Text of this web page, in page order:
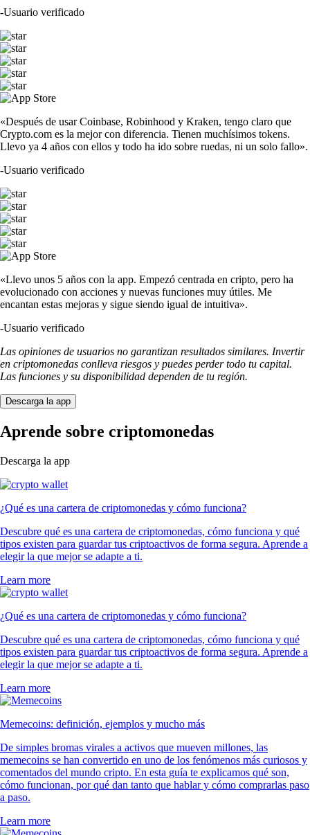
-Usuario verificado
«Después de usar Coinbase, Robinhood y Kraken, tengo claro que
Crypto.com es la mejor con diferencia. Tienen muchísimos tokens.
Llevo ya 4 años con ellos y todo ha ido sobre ruedas, ni un solo fallo».
-Usuario verificado
«Llevo unos 5 años con la app. Empezó centrada en cripto, pero ha
evolucionado con acciones y nuevas funciones muy útiles. Me
encantan estas mejoras y sigue siendo igual de intuitiva».
-Usuario verificado
Las opiniones de usuarios no garantizan resultados similares. Invertir
en criptomonedas conlleva riesgos y puedes perder todo tu capital.
Las funciones y su disponibilidad dependen de tu región.
Descarga la app
Aprende sobre criptomonedas
Descarga la app
¿Qué es una cartera de criptomonedas y cómo funciona?
Descubre qué es una cartera de criptomonedas, cómo funciona y qué
tipos existen para guardar tus criptoactivos de forma segura. Aprende a
elegir la que mejor se adapte a ti.
Learn more
¿Qué es una cartera de criptomonedas y cómo funciona?
Descubre qué es una cartera de criptomonedas, cómo funciona y qué
tipos existen para guardar tus criptoactivos de forma segura. Aprende a
elegir la que mejor se adapte a ti.
Learn more
Memecoins: definición, ejemplos y mucho más
De simples bromas virales a activos que mueven millones, las
memecoins se han convertido en uno de los fenómenos más curiosos y
comentados del mundo cripto. En esta guía te explicamos qué son,
cómo funcionan, por qué dan tanto que hablar y cómo comprarlas paso
a paso.
Learn more